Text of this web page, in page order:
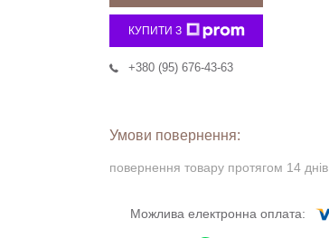
КУПИТИ З
+380 (95) 676-43-63
повернення товару протягом 14 днів